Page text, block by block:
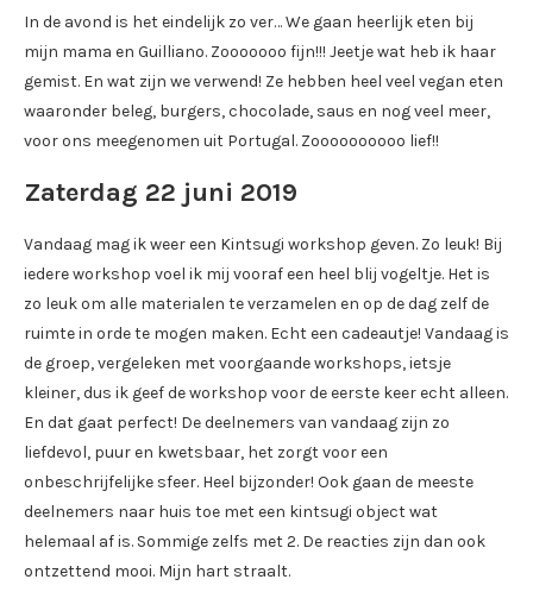
In de avond is het eindelijk zo ver… We gaan heerlijk eten bij
mijn mama en Guilliano. Zooooooo fijn!!! Jeetje wat heb ik haar
gemist. En wat zijn we verwend! Ze hebben heel veel vegan eten
waaronder beleg, burgers, chocolade, saus en nog veel meer,
voor ons meegenomen uit Portugal. Zoooooooooo lief!!
Zaterdag 22 juni 2019
Vandaag mag ik weer een Kintsugi workshop geven. Zo leuk! Bij
iedere workshop voel ik mij vooraf een heel blij vogeltje. Het is
zo leuk om alle materialen te verzamelen en op de dag zelf de
ruimte in orde te mogen maken. Echt een cadeautje! Vandaag is
de groep, vergeleken met voorgaande workshops, ietsje
kleiner, dus ik geef de workshop voor de eerste keer echt alleen.
En dat gaat perfect! De deelnemers van vandaag zijn zo
liefdevol, puur en kwetsbaar, het zorgt voor een
onbeschrijfelijke sfeer. Heel bijzonder! Ook gaan de meeste
deelnemers naar huis toe met een kintsugi object wat
helemaal af is. Sommige zelfs met 2. De reacties zijn dan ook
ontzettend mooi. Mijn hart straalt.